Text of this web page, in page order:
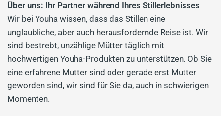
Über uns: Ihr Partner während Ihres Stillerlebnisses
Wir bei Youha wissen, dass das Stillen eine
unglaubliche, aber auch herausfordernde Reise ist. Wir
sind bestrebt, unzählige Mütter täglich mit
hochwertigen Youha-Produkten zu unterstützen. Ob Sie
eine erfahrene Mutter sind oder gerade erst Mutter
geworden sind, wir sind für Sie da, auch in schwierigen
Momenten.